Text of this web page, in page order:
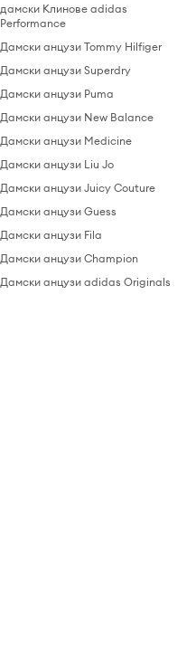
дамски Клинове adidas
Performance
Дамски анцузи Tommy Hilfiger
Дамски анцузи Superdry
Дамски анцузи Puma
Дамски анцузи New Balance
Дамски анцузи Medicine
Дамски анцузи Liu Jo
Дамски анцузи Juicy Couture
Дамски анцузи Guess
Дамски анцузи Fila
Дамски анцузи Champion
Дамски анцузи adidas Originals